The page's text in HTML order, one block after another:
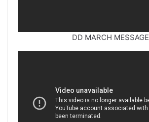
DD MARCH MESSAGE